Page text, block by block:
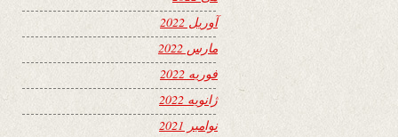
آوریل 2022
مارس 2022
فوریه 2022
ژانویه 2022
نوامبر 2021